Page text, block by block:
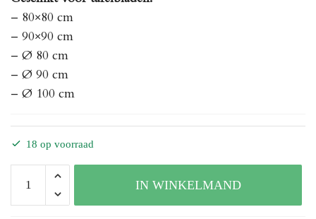
– 80×80 cm
– 90×90 cm
– Ø 80 cm
– Ø 90 cm
– Ø 100 cm
18 op voorraad
Tafelonderstel
Gietalu
4-
IN WINKELMAND